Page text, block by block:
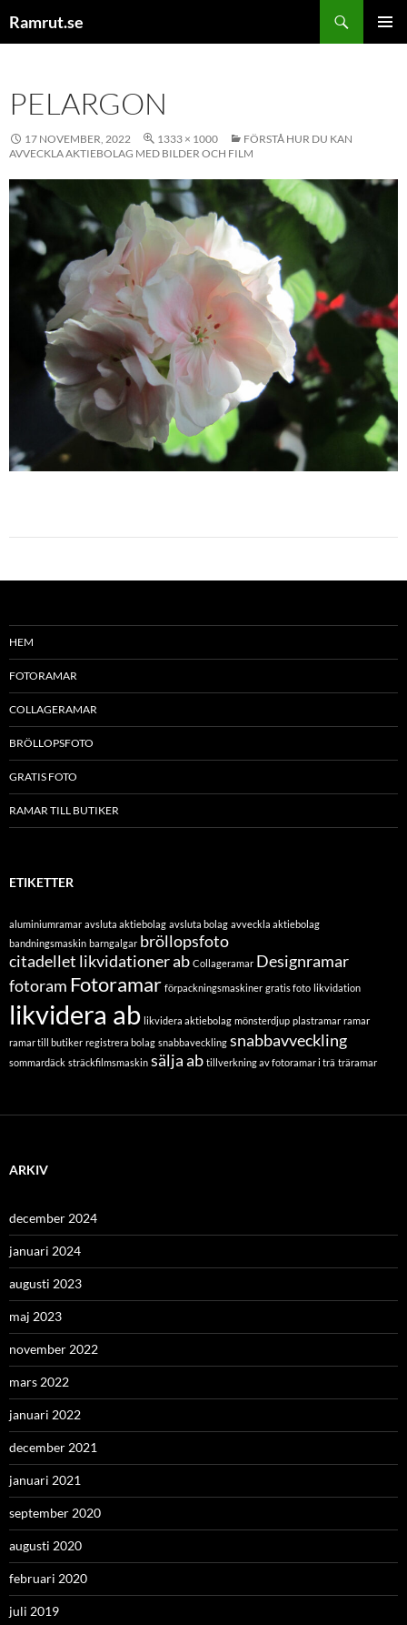
tillRamrut.se
PELARGON
17 NOVEMBER, 2022 1333 × 1000
FÖRSTÅ HUR DU KAN
AVVECKLA AKTIEBOLAG MED BILDER OCH FILM
HEM
FOTORAMAR
COLLAGERAMAR
BRÖLLOPSFOTO
GRATIS FOTO
RAMAR TILL BUTIKER
ETIKETTER
aluminiumramar avsluta aktiebolag avsluta bolag avveckla aktiebolag
bandningsmaskin barngalgar bröllopsfoto
citadellet likvidationer ab Collageramar Designramar
fotoram Fotoramar förpackningsmaskiner gratis foto likvidation
likvidera ab likvidera aktiebolag mönsterdjup plastramar ramar
ramar till butiker registrera bolag snabbaveckling snabbavveckling
sommardäck sträckfilmsmaskin sälja ab tillverkning av fotoramar i trä träramar
ARKIV
december 2024
januari 2024
augusti 2023
maj 2023
november 2022
mars 2022
januari 2022
december 2021
januari 2021
september 2020
augusti 2020
februari 2020
juli 2019